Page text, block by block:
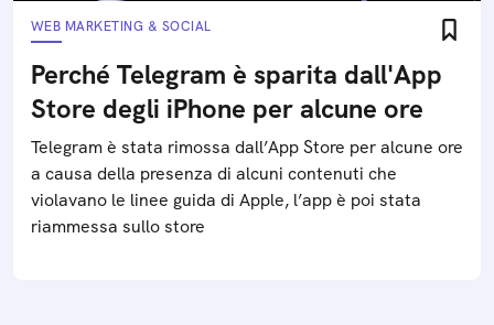
WEB MARKETING & SOCIAL
Perché Telegram è sparita dall'App
Store degli iPhone per alcune ore
Telegram è stata rimossa dall’App Store per alcune ore
a causa della presenza di alcuni contenuti che
violavano le linee guida di Apple, l’app è poi stata
riammessa sullo store